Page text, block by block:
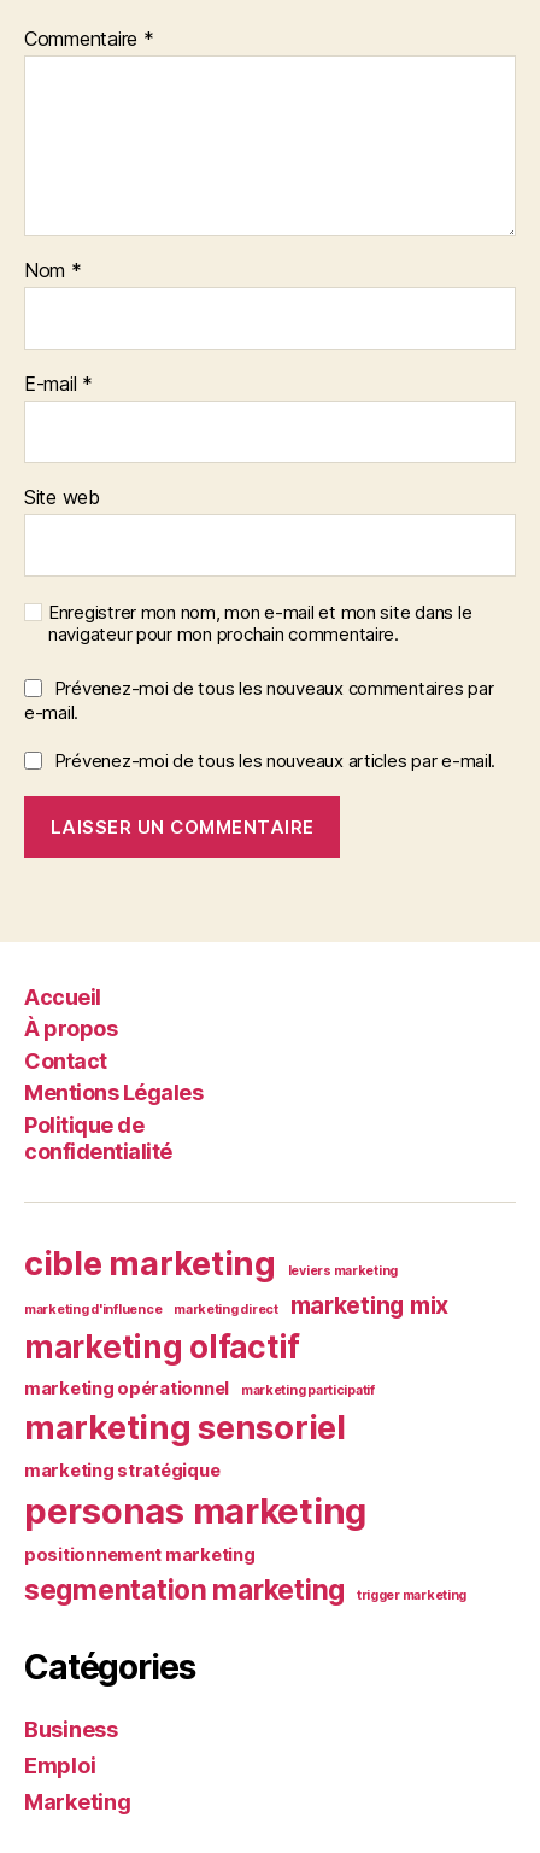
Commentaire *
Nom *
E-mail *
Site web
Enregistrer mon nom, mon e-mail et mon site dans le
navigateur pour mon prochain commentaire.
Prévenez-moi de tous les nouveaux commentaires par
e-mail.
Prévenez-moi de tous les nouveaux articles par e-mail.
Accueil
À propos
Contact
Mentions Légales
Politique de
confidentialité
cible marketing leviers marketing
marketing d'influence marketing direct marketing mix
marketing olfactif
marketing opérationnel marketing participatif
marketing sensoriel
marketing stratégique
personas marketing
positionnement marketing
segmentation marketing trigger marketing
Catégories
Business
Emploi
Marketing